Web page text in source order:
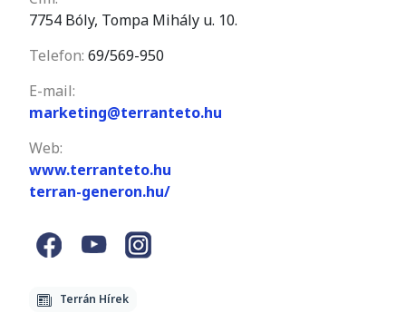
7754 Bóly, Tompa Mihály u. 10.
Telefon: 69/569-950
E-mail:
marketing@terranteto.hu
Web:
www.terranteto.hu
terran-generon.hu/
Terrán Hírek